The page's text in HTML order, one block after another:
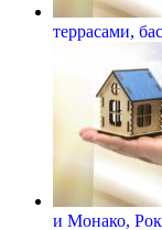
террасами,
и Монако,